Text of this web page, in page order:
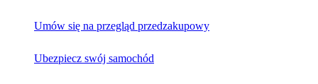
Umów się na przegląd przedzakupowy
Ubezpiecz swój samochód